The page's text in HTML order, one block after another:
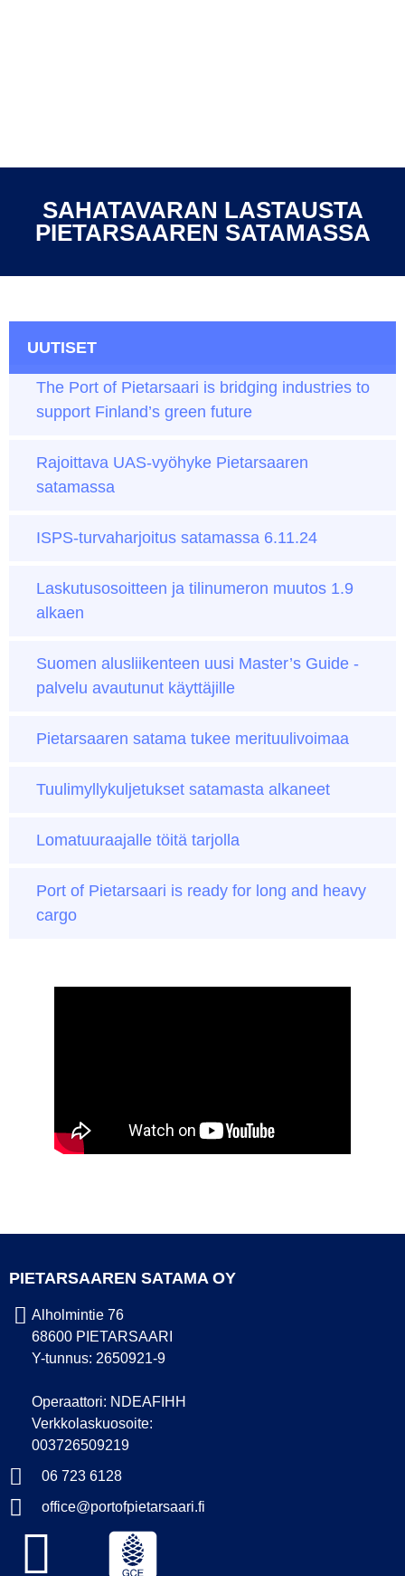
SAHATAVARAN LASTAUSTA
PIETARSAAREN SATAMASSA
UUTISET
The Port of Pietarsaari is bridging industries to
support Finland’s green future
Rajoittava UAS-vyöhyke Pietarsaaren
satamassa
ISPS-turvaharjoitus satamassa 6.11.24
Laskutusosoitteen ja tilinumeron muutos 1.9
alkaen
Suo­men alus­lii­ken­teen uu­si Mas­ter’s Gui­de -
pal­ve­lu avau­tunut käyttä­jil­le
Pietarsaaren satama tukee merituulivoimaa
Tuulimyllykuljetukset satamasta alkaneet
Lomatuuraajalle töitä tarjolla
Port of Pietarsaari is ready for long and heavy
cargo
PIETARSAAREN SATAMA OY
Alholmintie 76
68600 PIETARSAARI
Y-tunnus: 2650921-9
Operaattori: NDEAFIHH
Verkkolaskuosoite:
003726509219
06 723 6128
office@portofpietarsaari.fi